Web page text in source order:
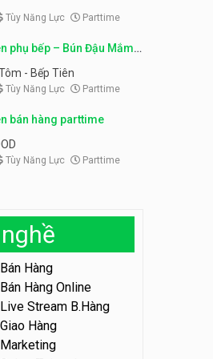
vụ, hỗ trợ ra đơn
Shop đồ ăn đêm Trang Béo
Tuyển nhân viên tiếp thực,
Nhà hàng Phủi Quán
Tuyển nhân viên phục vụ ca
Quán kem dừa
Tuyển nhân viên phụ bếp –
Tuyển nhân viên phụ quán ăn
– hỗ trợ ăn ở
Quán bánh đa cua
Tuyển nhân viên sale,
marketing
Công ty
Tùy Năng Lực Parttime
phụ bếp – Bún Đậu Mắm
- Bếp Tiên
Tùy Năng Lực Parttime
bán hàng parttime
Tùy Năng Lực Parttime
Bán Hàng
Bán Hàng Online
Live Stream B.Hàng
Giao Hàng
Marketing